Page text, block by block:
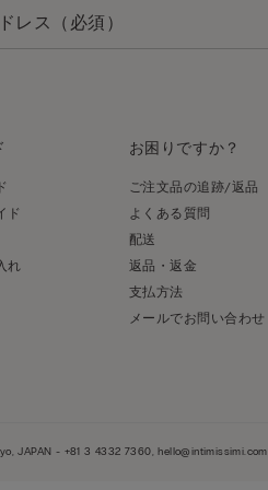
ド
れ
お困りですか？
ご注文品の追跡/返品
よくある質問
配送
返品・返金
支払方法
メールでお問い合わせ
JAPAN - +81 3 4332 7360, hello@intimissimi.com